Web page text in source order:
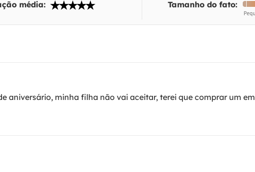
média: Tamanho do fato:
aniversário, minha filha não vai aceitar, terei que comprar um em